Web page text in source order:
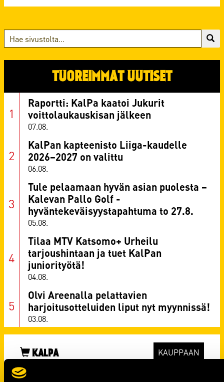
TUOREIMMAT UUTISET
07.08.
Raportti: KalPa kaatoi Jukurit
voittolaukauskisan jälkeen
06.08.
KalPan kapteenisto Liiga-kaudelle
2026–2027 on valittu
05.08.
Tule pelaamaan hyvän asian puolesta –
Kalevan Pallo Golf -
hyväntekeväisyystapahtuma to 27.8.
04.08.
Tilaa MTV Katsomo+ Urheilu
tarjoushintaan ja tuet KalPan
juniorityötä!
03.08.
Olvi Areenalla pelattavien
harjoitusotteluiden liput nyt myynnissä!
KALPA KAUPPAAN